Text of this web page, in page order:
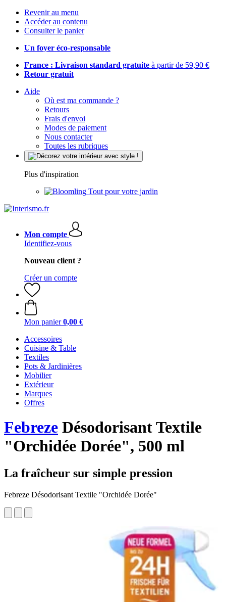
Revenir au menu
Accéder au contenu
Consulter le panier
Un foyer éco-responsable
France : Livraison standard gratuite à partir de 59,90 €
Retour gratuit
Aide
Où est ma commande ?
Retours
Frais d'envoi
Modes de paiement
Nous contacter
Toutes les rubriques
Plus d'inspiration
Tout pour votre jardin
Mon compte
Identifiez-vous
Nouveau client ?
Créer un compte
Mon panier 0,00 €
Accessoires
Cuisine & Table
Textiles
Pots & Jardinières
Mobilier
Extérieur
Marques
Offres
Febreze Désodorisant Textile
"Orchidée Dorée", 500 ml
La fraîcheur sur simple pression
Febreze Désodorisant Textile "Orchidée Dorée"